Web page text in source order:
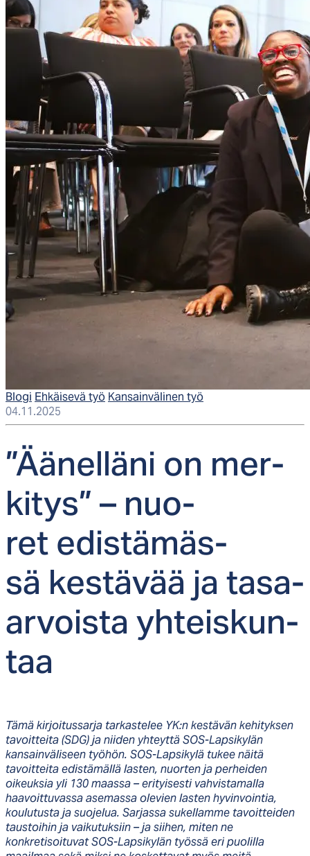
Blogi Ehkäisevä työ Kansainvälinen työ
04.11.2025
”Ää­nel­lä­ni on mer­
ki­tys” – nuo­
ret edis­tä­mäs­
sä kes­tä­vää ja ta­sa-
ar­vois­ta yh­teis­kun­
taa
Tämä kirjoitussarja tarkastelee YK:n kestävän kehityksen
tavoitteita (SDG) ja niiden yhteyttä SOS-Lapsikylän
kansainväliseen työhön. SOS-Lapsikylä tukee näitä
tavoitteita edistämällä lasten, nuorten ja perheiden
oikeuksia yli 130 maassa – erityisesti vahvistamalla
haavoittuvassa asemassa olevien lasten hyvinvointia,
koulutusta ja suojelua. Sarjassa sukellamme tavoitteiden
taustoihin ja vaikutuksiin – ja siihen, miten ne
konkretisoituvat SOS-Lapsikylän työssä eri puolilla